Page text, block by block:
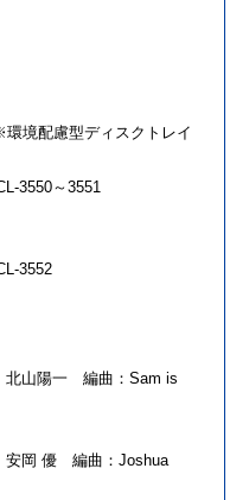
境配慮型ディスクトレイ
3550～3551
3552
北山陽一 編曲：Sam is
安岡 優 編曲：Joshua